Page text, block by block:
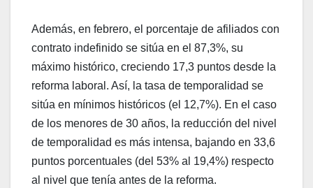
Además, en febrero, el porcentaje de afiliados con
contrato indefinido se sitúa en el 87,3%, su
máximo histórico, creciendo 17,3 puntos desde la
reforma laboral. Así, la tasa de temporalidad se
sitúa en mínimos históricos (el 12,7%). En el caso
de los menores de 30 años, la reducción del nivel
de temporalidad es más intensa, bajando en 33,6
puntos porcentuales (del 53% al 19,4%) respecto
al nivel que tenía antes de la reforma.